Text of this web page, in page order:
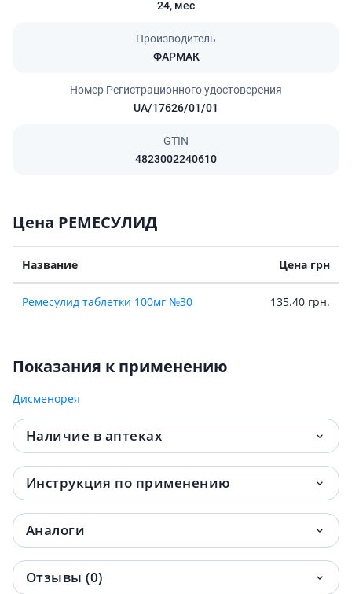
24, мес
Производитель
ФАРМАК
Номер Регистрационного удостоверения
UA/17626/01/01
GTIN
4823002240610
Цена РЕМЕСУЛИД
Название Цена грн
Ремесулид таблетки 100мг №30 135.40 грн.
Показания к применению
Дисменорея
Наличие в аптеках
Инструкция по применению
Аналоги
Отзывы (0)